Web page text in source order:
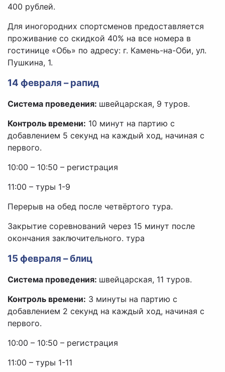
400 рублей.
Для иногородних спортсменов предоставляется
проживание со скидкой 40% на все номера в
гостинице «Обь» по адресу: г. Камень-на-Оби, ул.
Пушкина, 1.
14 февраля – рапид
Система проведения: швейцарская, 9 туров.
Контроль времени: 10 минут на партию с
добавлением 5 секунд на каждый ход, начиная с
первого.
10:00 – 10:50 – регистрация
11:00 – туры 1-9
Перерыв на обед после четвёртого тура.
Закрытие соревнований через 15 минут после
окончания заключительного. тура
15 февраля – блиц
Система проведения: швейцарская, 11 туров.
Контроль времени: 3 минуты на партию с
добавлением 2 секунд на каждый ход, начиная с
первого.
10:00 – 10:50 – регистрация
11:00 – туры 1-11